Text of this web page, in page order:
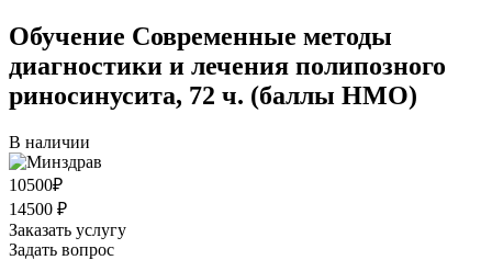
Обучение Современные методы
диагностики и лечения полипозного
риносинусита, 72 ч. (баллы НМО)
В наличии
10500₽
14500 ₽
Заказать услугу
Задать вопрос